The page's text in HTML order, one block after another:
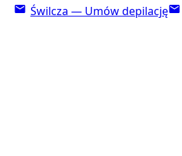
Świlcza — Umów depilację